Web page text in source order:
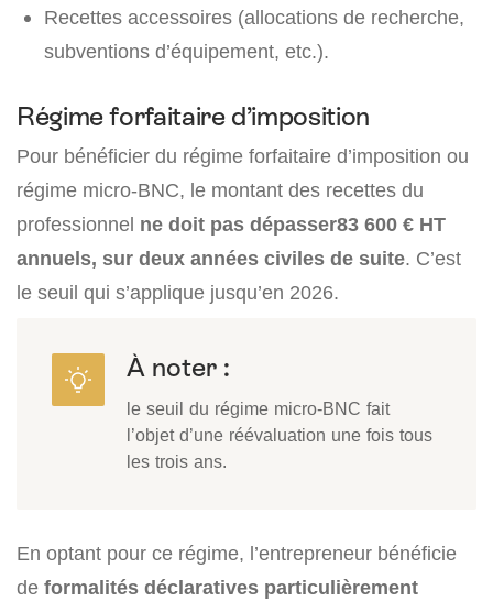
Recettes accessoires (allocations de recherche,
subventions d’équipement, etc.).
Régime forfaitaire d’imposition
Pour bénéficier du régime forfaitaire d’imposition ou
régime micro-BNC, le montant des recettes du
professionnel ne doit pas dépasser83 600 € HT
annuels, sur deux années civiles de suite. C’est
le seuil qui s’applique jusqu’en 2026.
À noter :
le seuil du régime micro-BNC fait
l’objet d’une réévaluation une fois tous
les trois ans.
En optant pour ce régime, l’entrepreneur bénéficie
de formalités déclaratives particulièrement